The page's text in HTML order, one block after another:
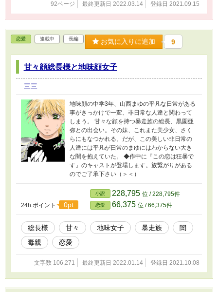
92ページ 最終更新日 2022.03.14 登録日 2021.09.15
恋愛 連載中 長編 お気に入りに追加 9
甘々顔総長様と地味顔女子
三三
地味顔の中学3年、山西まゆの平凡な日常がある
事がきっかけで一変、非日常な人達と関わって
しまう。 甘々な顔を持つ暴走族の総長、黒園亜
弥との出会い。その妹、これまた美少女、さく
らにもなつかれる。だが、この美しい非日常の
人達には平凡が日常のまゆにはわからない大き
な闇を抱えていた。 ◆作中に『この恋は狂暴で
す』のキャストが登場します。族繋がりがある
のでご了承下さい（＞＜）
24h.ポイント 0pt
小説 228,795 位 / 228,795件
恋愛 66,375 位 / 66,375件
総長様 甘々 地味女子 暴走族
闇
毒親
恋愛
文字数 106,271 最終更新日 2022.01.14 登録日 2021.10.08